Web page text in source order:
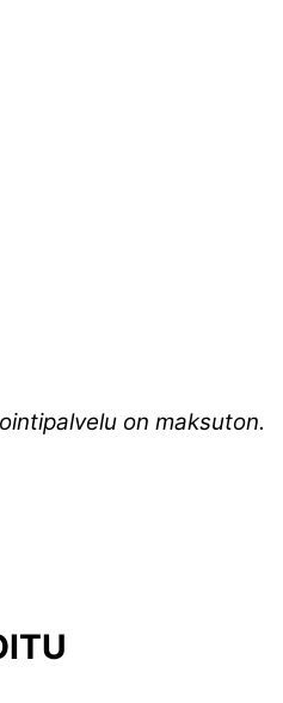
on maksuton.